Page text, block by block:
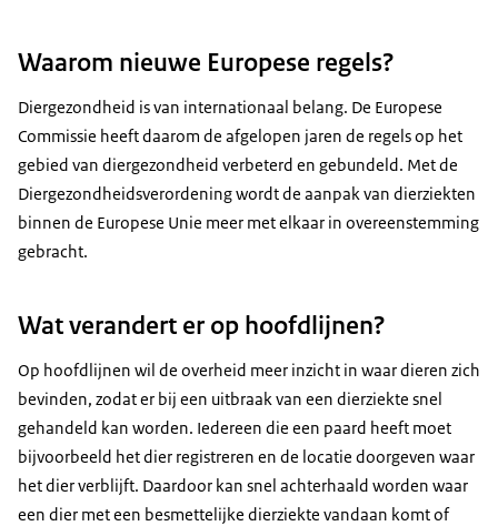
Waarom nieuwe Europese regels?
Diergezondheid is van internationaal belang. De Europese
Commissie heeft daarom de afgelopen jaren de regels op het
gebied van diergezondheid verbeterd en gebundeld. Met de
Diergezondheidsverordening wordt de aanpak van dierziekten
binnen de Europese Unie meer met elkaar in overeenstemming
gebracht.
Wat verandert er op hoofdlijnen?
Op hoofdlijnen wil de overheid meer inzicht in waar dieren zich
bevinden, zodat er bij een uitbraak van een dierziekte snel
gehandeld kan worden. Iedereen die een paard heeft moet
bijvoorbeeld het dier registreren en de locatie doorgeven waar
het dier verblijft. Daardoor kan snel achterhaald worden waar
een dier met een besmettelijke dierziekte vandaan komt of